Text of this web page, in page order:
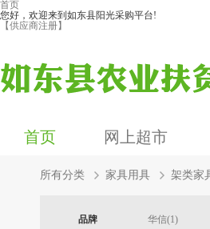
首页
您好，欢迎来到如东县阳光采购平台!
【供应商注册】
首页 网上超市
所有分类 家具用具 架类家
品牌 华信(1)